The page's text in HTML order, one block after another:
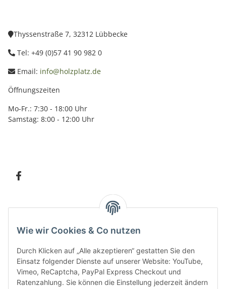
Thyssenstraße 7, 32312 Lübbecke
Tel: +49 (0)57 41 90 982 0
Email: info@holzplatz.de
Öffnungszeiten
Mo-Fr.: 7:30 - 18:00 Uhr
Samstag: 8:00 - 12:00 Uhr
Wie wir Cookies & Co nutzen
Durch Klicken auf „Alle akzeptieren“ gestatten Sie den
Einsatz folgender Dienste auf unserer Website: YouTube,
Vimeo, ReCaptcha, PayPal Express Checkout und
Ratenzahlung. Sie können die Einstellung jederzeit ändern